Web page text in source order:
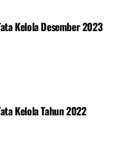
Kelola Desember 2023
Kelola Tahun 2022